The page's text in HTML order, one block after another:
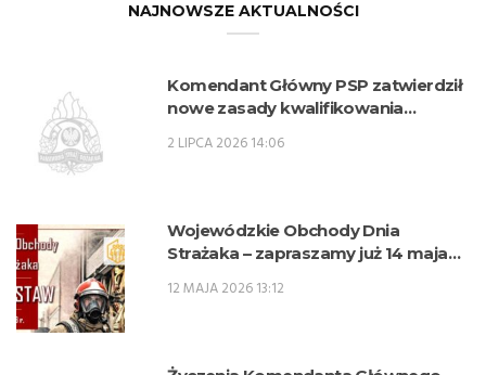
NAJNOWSZE AKTUALNOŚCI
Komendant Główny PSP zatwierdził
nowe zasady kwalifikowania
zawodowe w zawodzie technik
2 LIPCA 2026 14:06
Wojewódzkie Obchody Dnia
Strażaka – zapraszamy już 14 maja
12 MAJA 2026 13:12